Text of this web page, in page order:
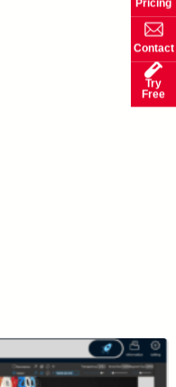
Pricing
Contact
Try
Free